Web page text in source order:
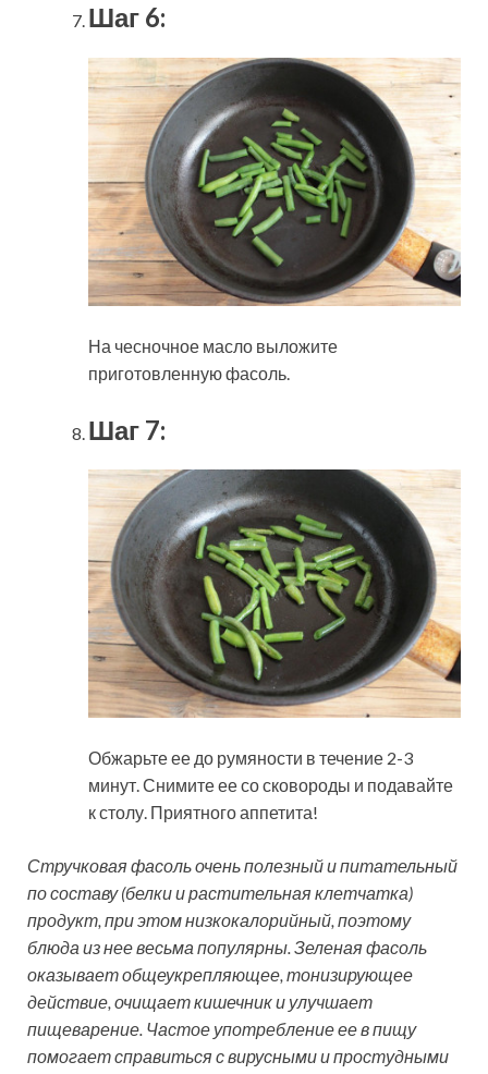
Шаг 6:
На чесночное масло выложите
приготовленную фасоль.
Шаг 7:
Обжарьте ее до румяности в течение 2-3
минут. Снимите ее со сковороды и подавайте
к столу. Приятного аппетита!
Стручковая фасоль очень полезный и питательный
по составу (белки и растительная клетчатка)
продукт, при этом низкокалорийный, поэтому
блюда из нее весьма популярны. Зеленая фасоль
оказывает общеукрепляющее, тонизирующее
действие, очищает кишечник и улучшает
пищеварение. Частое употребление ее в пищу
помогает справиться с вирусными и простудными